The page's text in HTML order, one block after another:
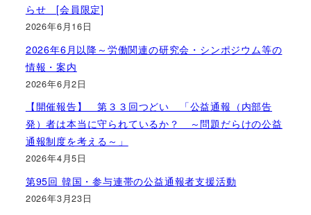
らせ [会員限定]
2026年6月16日
2026年6月以降～労働関連の研究会・シンポジウム等の
情報・案内
2026年6月2日
【開催報告】 第３３回つどい 「公益通報（内部告
発）者は本当に守られているか？ ～問題だらけの公益
通報制度を考える～」
2026年4月5日
第95回 韓国・参与連帯の公益通報者支援活動
2026年3月23日